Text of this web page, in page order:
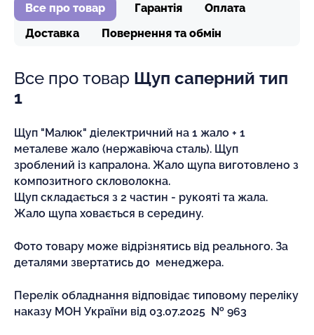
Все про товар Гарантія
Оплата
Доставка
Повернення та обмін
Все про товар Щуп саперний тип
1
Щуп "Малюк" діелектричний на 1 жало + 1
металеве жало (нержавіюча сталь). Щуп
зроблений із капралона. Жало щупа виготовлено з
композитного скловолокна.
Щуп складається з 2 частин - рукояті та жала.
Жало щупа ховається в середину.
Фото товару може відрізнятись від реального. За
деталями звертатись до менеджера.
Перелік обладнання відповідає типовому переліку
наказу МОН України від 03.07.2025 № 963